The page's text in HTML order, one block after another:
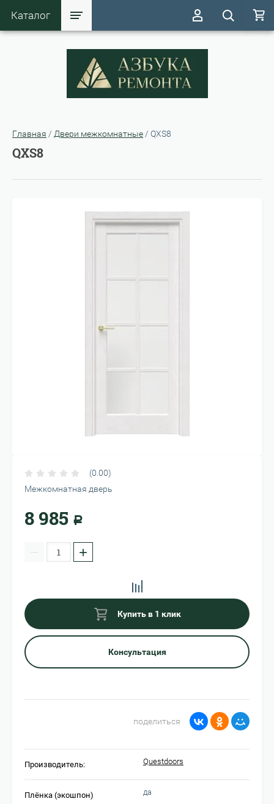
Каталог
Главная / Двери межкомнатные / QXS8
QXS8
(0.00)
Межкомнатная дверь
8 985 Р
− +
Купить в 1 клик
Консультация
поделиться
Производитель: Questdoors
Плёнка (экошпон) да